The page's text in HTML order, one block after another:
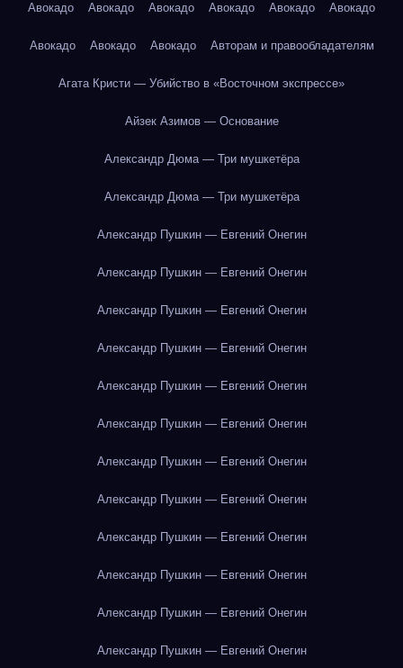
Авокадо Авокадо Авокадо Авокадо Авокадо Авокадо
Авокадо Авокадо Авокадо Авторам и правообладателям
Агата Кристи — Убийство в «Восточном экспрессе»
Айзек Азимов — Основание
Александр Дюма — Три мушкетёра
Александр Дюма — Три мушкетёра
Александр Пушкин — Евгений Онегин
Александр Пушкин — Евгений Онегин
Александр Пушкин — Евгений Онегин
Александр Пушкин — Евгений Онегин
Александр Пушкин — Евгений Онегин
Александр Пушкин — Евгений Онегин
Александр Пушкин — Евгений Онегин
Александр Пушкин — Евгений Онегин
Александр Пушкин — Евгений Онегин
Александр Пушкин — Евгений Онегин
Александр Пушкин — Евгений Онегин
Александр Пушкин — Евгений Онегин